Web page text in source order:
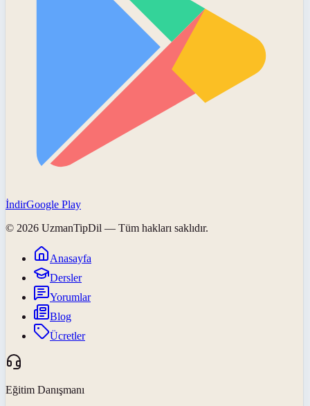
İndirGoogle Play
© 2026 UzmanTipDil — Tüm hakları saklıdır.
Anasayfa
Dersler
Yorumlar
Blog
Ücretler
Eğitim Danışmanı